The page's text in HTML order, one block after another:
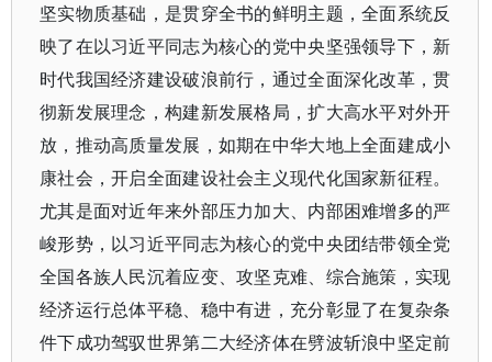
坚实物质基础，是贯穿全书的鲜明主题，全面系统反
映了在以习近平同志为核心的党中央坚强领导下，新
时代我国经济建设破浪前行，通过全面深化改革，贯
彻新发展理念，构建新发展格局，扩大高水平对外开
放，推动高质量发展，如期在中华大地上全面建成小
康社会，开启全面建设社会主义现代化国家新征程。
尤其是面对近年来外部压力加大、内部困难增多的严
峻形势，以习近平同志为核心的党中央团结带领全党
全国各族人民沉着应变、攻坚克难、综合施策，实现
经济运行总体平稳、稳中有进，充分彰显了在复杂条
件下成功驾驭世界第二大经济体在劈波斩浪中坚定前